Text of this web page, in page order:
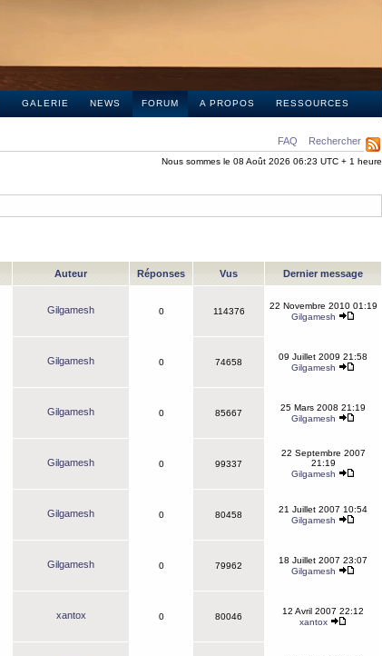
GALERIE NEWS FORUM A PROPOS RESSOURCES
FAQ Rechercher
Nous sommes le 08 Août 2026 06:23 UTC + 1 heure
Auteur Réponses Vus Dernier message
Gilgamesh 0 114376
22 Novembre 2010 01:19
Gilgamesh
Gilgamesh 0 74658
09 Juillet 2009 21:58
Gilgamesh
Gilgamesh 0 85667
25 Mars 2008 21:19
Gilgamesh
Gilgamesh 0 99337
22 Septembre 2007
21:19
Gilgamesh
Gilgamesh 0 80458
21 Juillet 2007 10:54
Gilgamesh
Gilgamesh 0 79962
18 Juillet 2007 23:07
Gilgamesh
xantox 0 80046
12 Avril 2007 22:12
xantox